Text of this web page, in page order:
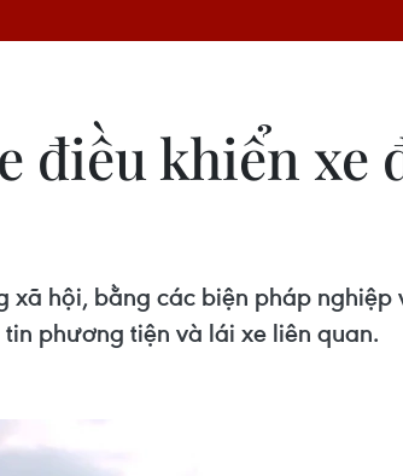
điều khiển xe
xã hội, bằng các biện pháp
phương tiện và lái xe liên quan.